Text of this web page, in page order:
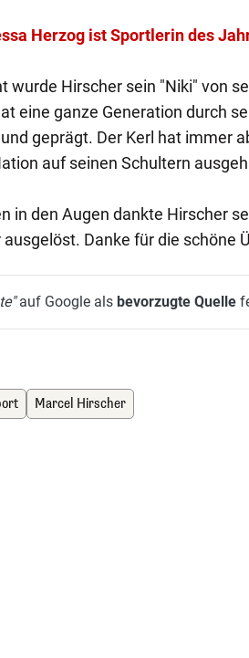
Herzog ist Sportlerin des
wurde Hirscher sein "Niki" von
eine ganze Generation durch
geprägt. Der Kerl hat immer
auf seinen Schultern
in den Augen dankte Hirscher
ausgelöst. Danke für die schöne
auf Google als bevorzugte Quelle
Marcel Hirscher